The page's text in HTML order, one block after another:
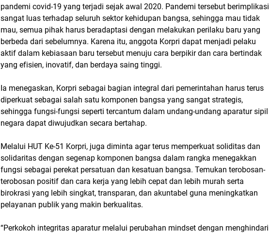
pandemi covid-19 yang terjadi sejak awal 2020. Pandemi tersebut berimplikasi
sangat luas terhadap seluruh sektor kehidupan bangsa, sehingga mau tidak
mau, semua pihak harus beradaptasi dengan melakukan perilaku baru yang
berbeda dari sebelumnya. Karena itu, anggota Korpri dapat menjadi pelaku
aktif dalam kebiasaan baru tersebut menuju cara berpikir dan cara bertindak
yang efisien, inovatif, dan berdaya saing tinggi.
Ia menegaskan, Korpri sebagai bagian integral dari pemerintahan harus terus
diperkuat sebagai salah satu komponen bangsa yang sangat strategis,
sehingga fungsi-fungsi seperti tercantum dalam undang-undang aparatur sipil
negara dapat diwujudkan secara bertahap.
Melalui HUT Ke-51 Korpri, juga diminta agar terus memperkuat soliditas dan
solidaritas dengan segenap komponen bangsa dalam rangka menegakkan
fungsi sebagai perekat persatuan dan kesatuan bangsa. Temukan terobosan-
terobosan positif dan cara kerja yang lebih cepat dan lebih murah serta
birokrasi yang lebih singkat, transparan, dan akuntabel guna meningkatkan
pelayanan publik yang makin berkualitas.
“Perkokoh integritas aparatur melalui perubahan mindset dengan menghindari